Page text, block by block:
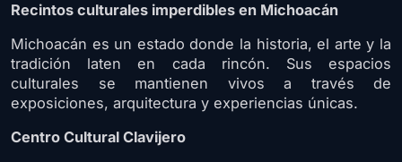
Recintos culturales imperdibles en Michoacán
Michoacán es un estado donde la historia, el arte y la
tradición laten en cada rincón. Sus espacios
culturales se mantienen vivos a través de
exposiciones, arquitectura y experiencias únicas.
Centro Cultural Clavijero